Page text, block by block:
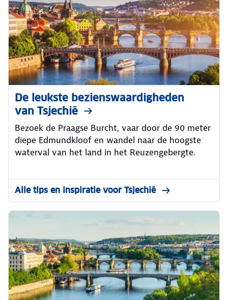
De leukste bezienswaardigheden
van Tsjechië
Bezoek de Praagse Burcht, vaar door de 90 meter
diepe Edmundkloof en wandel naar de hoogste
waterval van het land in het Reuzengebergte.
Alle tips en inspiratie voor Tsjechië